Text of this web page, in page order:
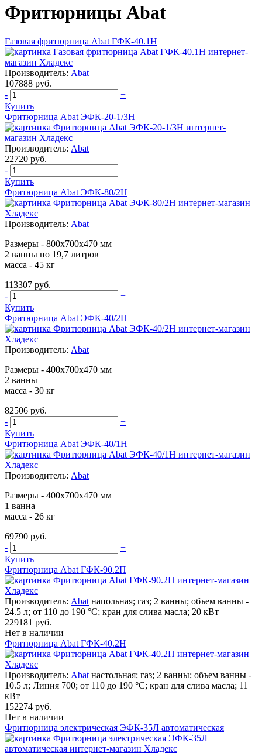
Фритюрницы Abat
Газовая фритюрница Abat ГФК-40.1Н
Производитель: Abat
107888 руб.
-
+
Купить
Фритюрница Abat ЭФК-20-1/3Н
Производитель: Abat
22720 руб.
-
+
Купить
Фритюрница Abat ЭФК-80/2Н
Производитель: Abat
Размеры - 800х700х470 мм
2 ванны по 19,7 литров
масса - 45 кг
113307 руб.
-
+
Купить
Фритюрница Abat ЭФК-40/2Н
Производитель: Abat
Размеры - 400x700x470 мм
2 ванны
масса - 30 кг
82506 руб.
-
+
Купить
Фритюрница Abat ЭФК-40/1Н
Производитель: Abat
Размеры - 400х700х470 мм
1 ванна
масса - 26 кг
69790 руб.
-
+
Купить
Фритюрница Abat ГФК-90.2П
Производитель: Abat напольная; газ; 2 ванны; объем ванны -
24.5 л; от 110 до 190 °С; кран для слива масла; 20 кВт
229181 руб.
Нет в наличии
Фритюрница Abat ГФК-40.2Н
Производитель: Abat настольная; газ; 2 ванны; объем ванны -
10.5 л; Линия 700; от 110 до 190 °С; кран для слива масла; 11
кВт
152274 руб.
Нет в наличии
Фритюрница электрическая ЭФК-35Л автоматическая